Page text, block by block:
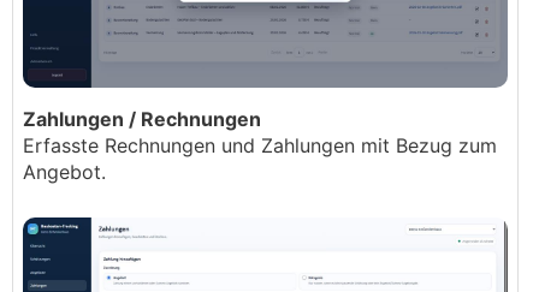
Zahlungen / Rechnungen
Erfasste Rechnungen und Zahlungen mit Bezug zum
Angebot.